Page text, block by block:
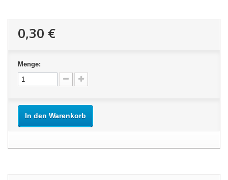
0,30 €
Menge:
In den Warenkorb